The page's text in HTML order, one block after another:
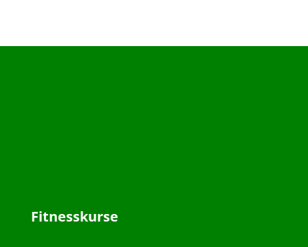
Fitnesskurse